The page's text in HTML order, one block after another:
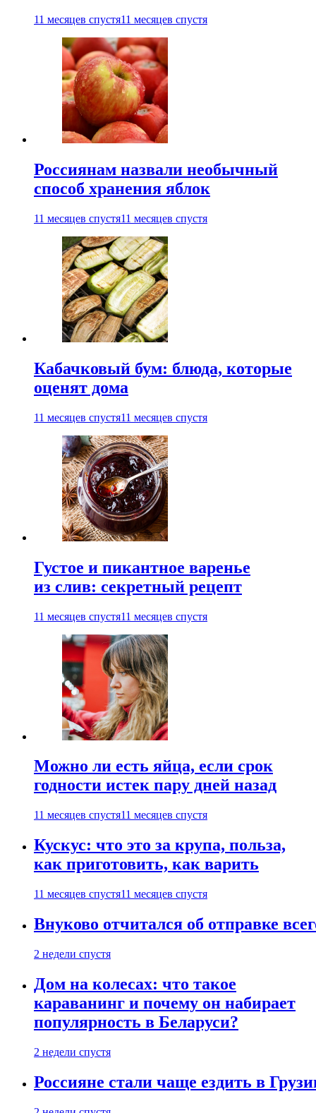
11 месяцев спустя11 месяцев спустя
Россиянам назвали необычный
способ хранения яблок
11 месяцев спустя11 месяцев спустя
Кабачковый бум: блюда, которые
оценят дома
11 месяцев спустя11 месяцев спустя
Густое и пикантное варенье
из слив: секретный рецепт
11 месяцев спустя11 месяцев спустя
Можно ли есть яйца, если срок
годности истек пару дней назад
11 месяцев спустя11 месяцев спустя
Кускус: что это за крупа, польза,
как приготовить, как варить
11 месяцев спустя11 месяцев спустя
Внуково отчитался об отправке
2 недели спустя
Дом на колесах: что такое
караванинг и почему он набирает
популярность в Беларуси?
2 недели спустя
Россияне стали чаще ездить в